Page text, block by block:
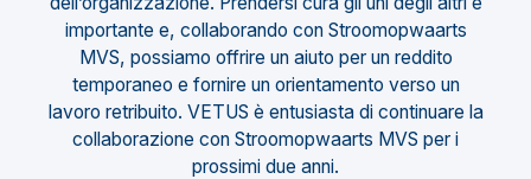
importante e, collaborando con Stroomopwaarts
MVS, possiamo offrire un aiuto per un reddito
temporaneo e fornire un orientamento verso un
lavoro retribuito. VETUS è entusiasta di continuare la
collaborazione con Stroomopwaarts MVS per i
prossimi due anni.